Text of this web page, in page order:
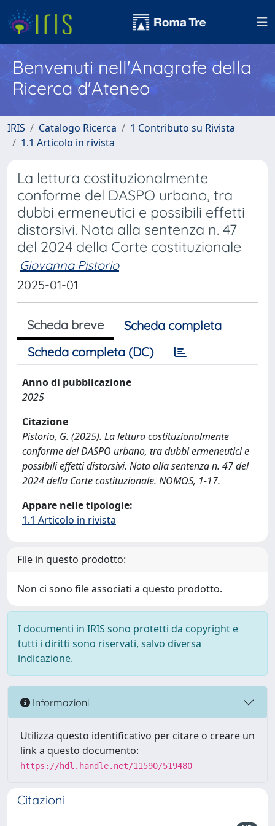
Benvenuti nell'Anagrafe della
Ricerca d'Ateneo
IRIS Catalogo Ricerca
1 Contributo su Rivista
1.1 Articolo in rivista
La lettura costituzionalmente
conforme del DASPO urbano, tra
dubbi ermeneutici e possibili effetti
distorsivi. Nota alla sentenza n. 47
del 2024 della Corte costituzionale
Giovanna Pistorio
2025-01-01
Scheda breve
Scheda completa
Scheda completa (DC)
Anno di pubblicazione
2025
Citazione
Pistorio, G. (2025). La lettura costituzionalmente
conforme del DASPO urbano, tra dubbi ermeneutici e
possibili effetti distorsivi. Nota alla sentenza n. 47 del
2024 della Corte costituzionale. NOMOS, 1-17.
Appare nelle tipologie:
1.1 Articolo in rivista
File in questo prodotto:
Non ci sono file associati a questo prodotto.
I documenti in IRIS sono protetti da copyright e
tutti i diritti sono riservati, salvo diversa
indicazione.
Informazioni
Utilizza questo identificativo per citare o creare un
link a questo documento:
https://hdl.handle.net/11590/519480
Citazioni